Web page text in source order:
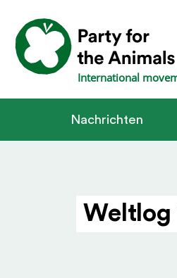
International
Nachrichten
Weltlog